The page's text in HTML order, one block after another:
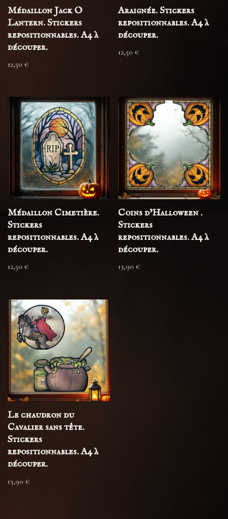
Médaillon Jack O
Lantern. Stickers
repositionnables. A4 à
découper.
12,50 €
Araignée. Stickers
repositionnables. A4 à
découper.
12,50€
Médaillon Cimetière.
Stickers
repositionnables. A4 à
découper.
12,50 €
Coins d’Halloween .
Stickers
repositionnables. A4 à
découper.
13,90€
Le chaudron du
Cavalier sans tête.
Stickers
repositionnables. A4 à
découper.
13,90 €